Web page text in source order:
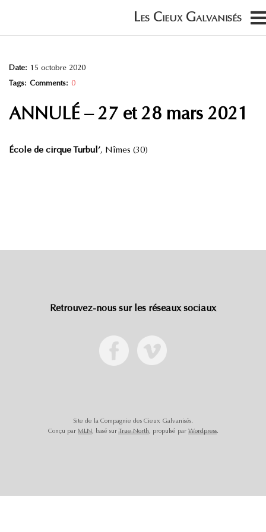
Date: 15 octobre 2020
Tags: Comments: 0
ANNULÉ – 27 et 28 mars 2021
École de cirque Turbul’, Nîmes (30)
Retrouvez-nous sur les réseaux sociaux
Site de la Compagnie des Cieux Galvanisés.
Conçu par MLN, basé sur True North, propulsé par Wordpress.